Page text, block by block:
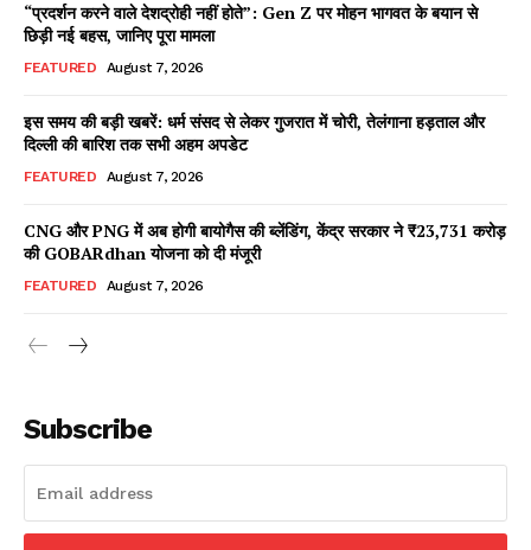
Facebook
X WhatsApp
Share
Read Latest News on AIN
“प्रदर्शन करने वाले देशद्रोही नहीं होते”: Gen Z पर मोहन भागवत के बयान से
छिड़ी नई बहस, जानिए पूरा मामला
FEATURED August 7, 2026
इस समय की बड़ी खबरें: धर्म संसद से लेकर गुजरात में चोरी, तेलंगाना हड़ताल और
दिल्ली की बारिश तक सभी अहम अपडेट
FEATURED August 7, 2026
CNG और PNG में अब होगी बायोगैस की ब्लेंडिंग, केंद्र सरकार ने ₹23,731 करोड़
की GOBARdhan योजना को दी मंजूरी
FEATURED August 7, 2026
Subscribe